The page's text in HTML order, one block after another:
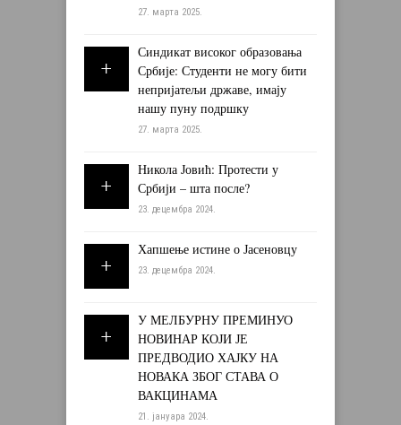
27. марта 2025.
Синдикат високог образовања
Србије: Студенти не могу бити
непријатељи државе, имају
нашу пуну подршку
27. марта 2025.
Никола Јовић: Протести у
Србији – шта после?
23. децембра 2024.
Хапшење истине о Јасеновцу
23. децембра 2024.
У МЕЛБУРНУ ПРЕМИНУО
НОВИНАР КОЈИ ЈЕ
ПРЕДВОДИО ХАЈКУ НА
НОВАКА ЗБОГ СТАВА О
ВАКЦИНАМА
21. јануара 2024.